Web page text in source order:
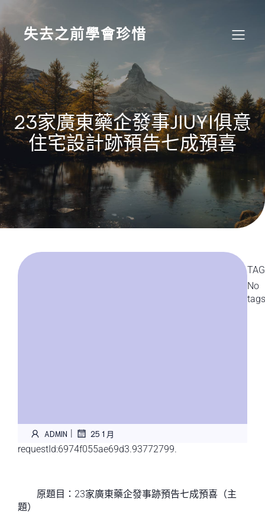
content
失去之前學會珍惜
23家廣東藥企發事JIUYI俱意
住宅設計跡預告七成預喜
ADMIN | 25 1 月
requestId:6974f055ae69d3.93772799.
原題目：23家廣東藥企發事跡預告七成預喜（主
題）
No
tags